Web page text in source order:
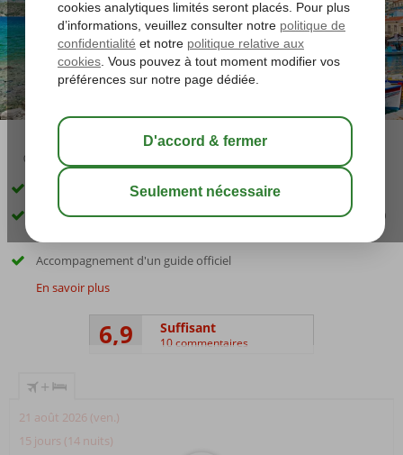
03:15 sauver
Une façon unique de découvrir Samos
Forfait excursion maintenant 104 euros - p.p. (d'une valeur de 130
Accompagnement d'un guide officiel
En savoir plus
6,9 Suffisant
10 commentaires
+
21 août 2026 (ven.)
15 jours (14 nuits)